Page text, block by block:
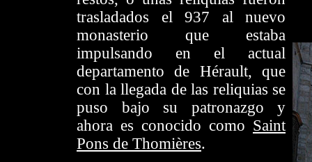
trasladados el 937 al nuevo
monasterio que estaba
impulsando en el actual
departamento de Hérault, que
con la llegada de las reliquias se
puso bajo su patronazgo y
ahora es conocido como Saint
Pons de Thomières.